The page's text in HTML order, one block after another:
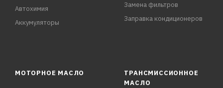
Автохимия
Аккумуляторы
Замена фильтров
Заправка кондиционеров
МОТОРНОЕ МАСЛО
ТРАНСМИССИОННОЕ
МАСЛО